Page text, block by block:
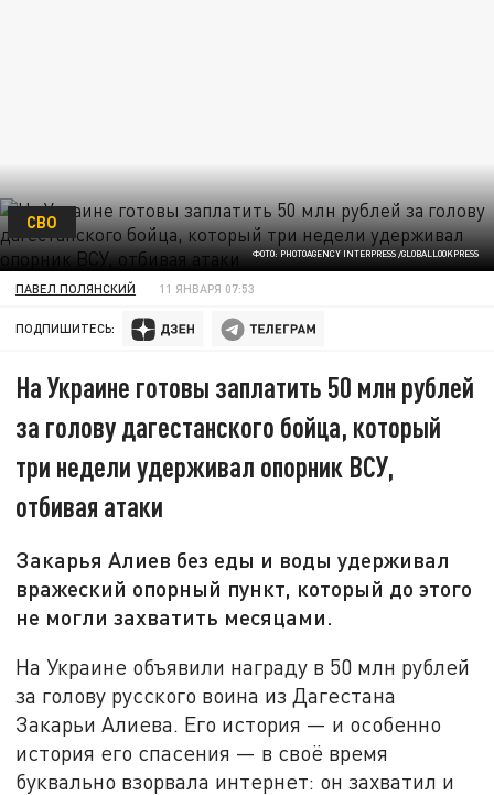
ФОТО: PHOTOAGENCY INTERPRESS /GLOBALLOOKPRESS
СВО
ПАВЕЛ ПОЛЯНСКИЙ 11 ЯНВАРЯ 07:53
ПОДПИШИТЕСЬ:
На Украине готовы заплатить 50 млн рублей
за голову дагестанского бойца, который
три недели удерживал опорник ВСУ,
отбивая атаки
Закарья Алиев без еды и воды удерживал
вражеский опорный пункт, который до этого
не могли захватить месяцами.
На Украине объявили награду в 50 млн рублей
за голову русского воина из Дагестана
Закарьи Алиева. Его история — и особенно
история его спасения — в своё время
буквально взорвала интернет: он захватил и